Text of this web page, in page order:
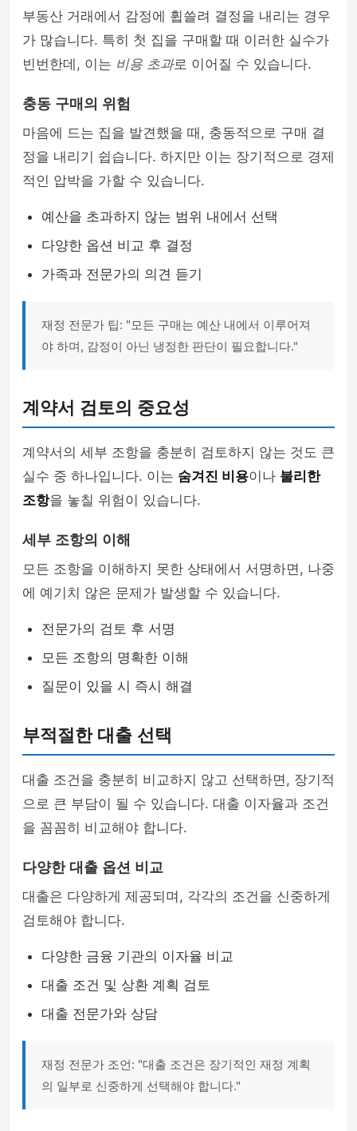
부동산 거래에서 감정에 휩쓸려 결정을 내리는 경우
가 많습니다. 특히 첫 집을 구매할 때 이러한 실수가
빈번한데, 이는 비용 초과로 이어질 수 있습니다.
충동 구매의 위험
마음에 드는 집을 발견했을 때, 충동적으로 구매 결
정을 내리기 쉽습니다. 하지만 이는 장기적으로 경제
적인 압박을 가할 수 있습니다.
예산을 초과하지 않는 범위 내에서 선택
다양한 옵션 비교 후 결정
가족과 전문가의 의견 듣기
재정 전문가 팁: "모든 구매는 예산 내에서 이루어져
야 하며, 감정이 아닌 냉정한 판단이 필요합니다."
계약서 검토의 중요성
계약서의 세부 조항을 충분히 검토하지 않는 것도 큰
실수 중 하나입니다. 이는 숨겨진 비용이나 불리한
조항을 놓칠 위험이 있습니다.
세부 조항의 이해
모든 조항을 이해하지 못한 상태에서 서명하면, 나중
에 예기치 않은 문제가 발생할 수 있습니다.
전문가의 검토 후 서명
모든 조항의 명확한 이해
질문이 있을 시 즉시 해결
부적절한 대출 선택
대출 조건을 충분히 비교하지 않고 선택하면, 장기적
으로 큰 부담이 될 수 있습니다. 대출 이자율과 조건
을 꼼꼼히 비교해야 합니다.
다양한 대출 옵션 비교
대출은 다양하게 제공되며, 각각의 조건을 신중하게
검토해야 합니다.
다양한 금융 기관의 이자율 비교
대출 조건 및 상환 계획 검토
대출 전문가와 상담
재정 전문가 조언: "대출 조건은 장기적인 재정 계획
의 일부로 신중하게 선택해야 합니다."